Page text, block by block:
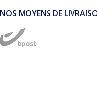
NOS MOYENS DE